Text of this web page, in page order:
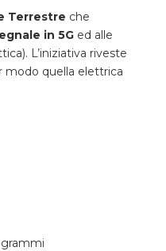
Terrestre che
in 5Ged alle
L’iniziativa riveste
modo quella elettrica